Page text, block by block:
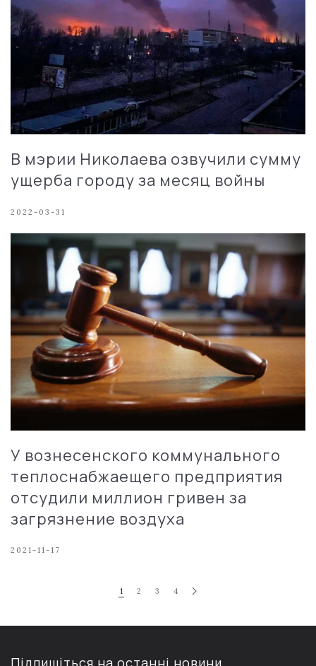
В мэрии Николаева озвучили сумму
ущерба городу за месяц войны
2022-03-31
У вознесенского коммунального
теплоснабжаещего предприятия
отсудили миллион гривен за
загрязнение воздуха
2021-11-17
1 2 3 4
Підпишіться на останні новини